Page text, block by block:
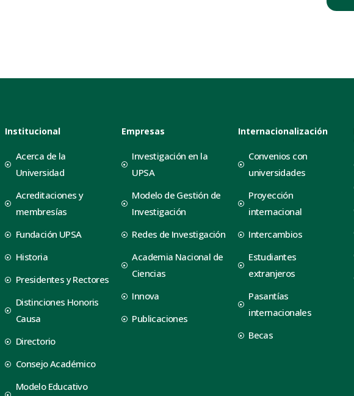
Institucional
Acerca de la
Universidad
Acreditaciones y
membresías
Fundación UPSA
Historia
Presidentes y Rectores
Distinciones Honoris
Causa
Directorio
Consejo Académico
Modelo Educativo
Empresas
Investigación en la
UPSA
Modelo de Gestión de
Investigación
Redes de Investigación
Academia Nacional de
Ciencias
Innova
Publicaciones
Internacionalización
Convenios con
universidades
Proyección
internacional
Intercambios
Estudiantes
extranjeros
Pasantías
internacionales
Becas